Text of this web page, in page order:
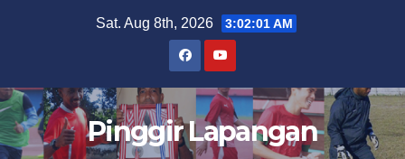
Sat. Aug 8th, 2026 3:02:02 AM
Pinggir Lapangan